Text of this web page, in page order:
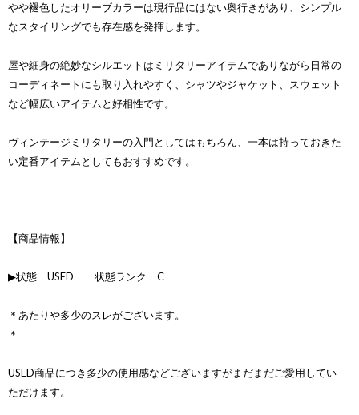
やや褪色したオリーブカラーは現行品にはない奥行きがあり、シンプル
なスタイリングでも存在感を発揮します。
屋や細身の絶妙なシルエットはミリタリーアイテムでありながら日常の
コーディネートにも取り入れやすく、シャツやジャケット、スウェット
など幅広いアイテムと好相性です。
ヴィンテージミリタリーの入門としてはもちろん、一本は持っておきた
い定番アイテムとしてもおすすめです。
【商品情報】
▶状態 USED 状態ランク C
＊あたりや多少のスレがございます。
＊
USED商品につき多少の使用感などございますがまだまだご愛用してい
ただけます。